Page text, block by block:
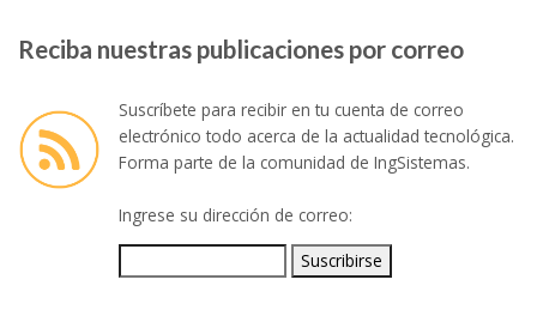
Reciba nuestras publicaciones por correo
Suscríbete para recibir en tu cuenta de correo
electrónico todo acerca de la actualidad tecnológica.
Forma parte de la comunidad de IngSistemas.
Ingrese su dirección de correo: